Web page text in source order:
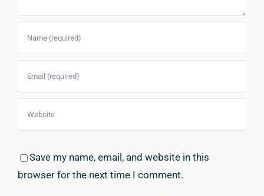
Save my name, email, and website in this
browser for the next time I comment.